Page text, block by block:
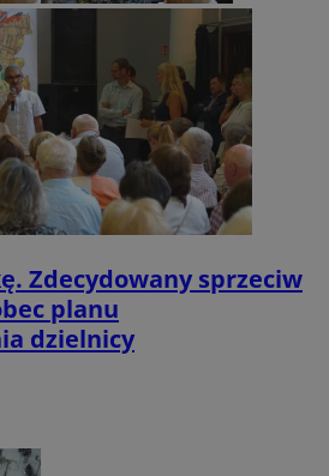
Zdecydowany sprzeciw
planu
dzielnicy